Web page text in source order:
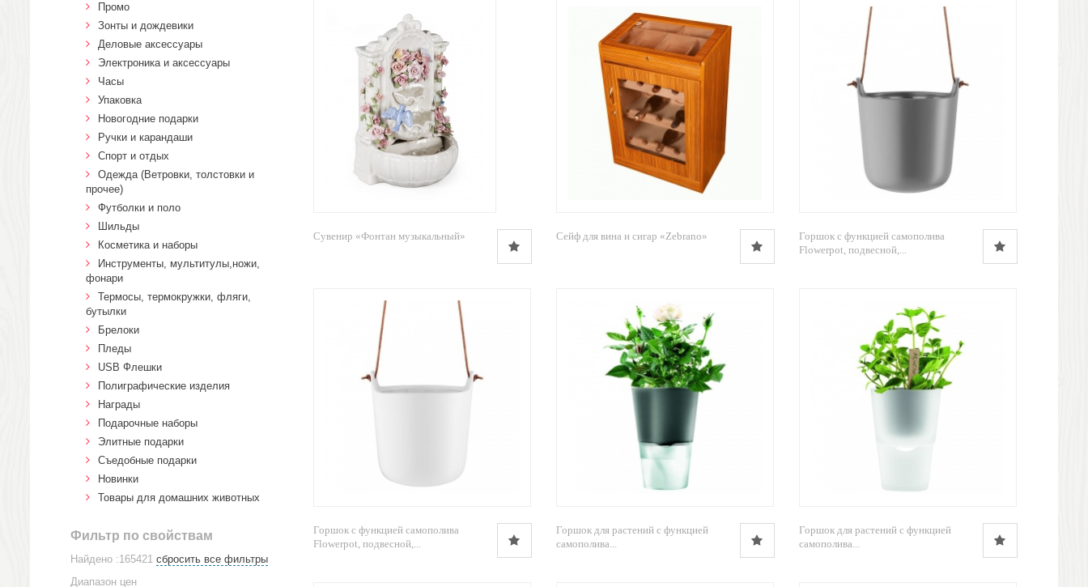
Сувенир «Фонтан музыкальный» Сейф для вина и сигар «Zebrano»
Горшок с функцией самополива
Flowerpot, подвесной,...
Горшок с функцией самополива
Flowerpot, подвесной,...
Горшок для растений с функцией
самополива...
Горшок для растений с функцией
самополива...
Промо
Зонты и дождевики
Деловые аксессуары
Электроника и аксессуары
Часы
Упаковка
Новогодние подарки
Ручки и карандаши
Спорт и отдых
Одежда (Ветровки, толстовки и
прочее)
Футболки и поло
Шильды
Косметика и наборы
Инструменты, мультитулы,ножи,
фонари
Термосы, термокружки, фляги,
бутылки
Брелоки
Пледы
USB Флешки
Полиграфические изделия
Награды
Подарочные наборы
Элитные подарки
Cъедобные подарки
Новинки
Товары для домашних животных
Фильтр по свойствам
Найдено :165421 сбросить все фильтры
Диапазон цен